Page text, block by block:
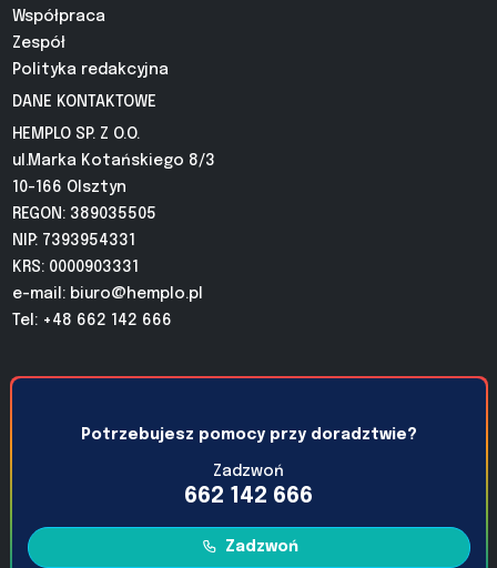
Współpraca
Zespół
Polityka redakcyjna
DANE KONTAKTOWE
HEMPLO SP. Z O.O.
ul.Marka Kotańskiego 8/3
10-166 Olsztyn
REGON: 389035505
NIP: 7393954331
KRS: 0000903331
e-mail: biuro@hemplo.pl
Tel: +48 662 142 666
Potrzebujesz pomocy przy doradztwie?
Zadzwoń
662 142 666
Zadzwoń